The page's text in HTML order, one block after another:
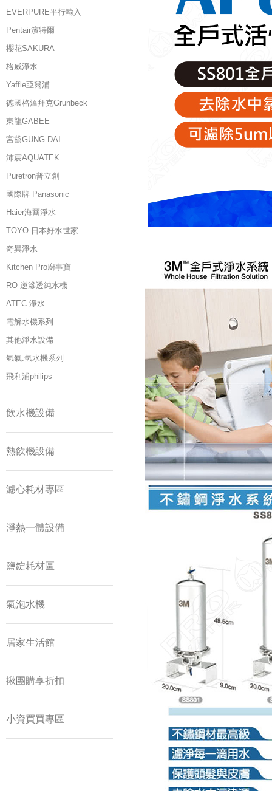
EVERPURE平行輸入
Pentair濱特爾
櫻花SAKURA
格威淨水
Yaffle亞爾浦
德國格溫拜克Grunbeck
東龍GABEE
宮黛GUNG DAI
沛宸AQUATEK
Puretron普立創
國際牌 Panasonic
Haier海爾淨水
TOYO 日本好水世家
奇異淨水
Kitchen Pro廚事寶
RO 逆滲透純水機
ATEC 淨水
電解水機系列
其他淨水設備
氫氣.氫水機系列
飛利浦philips
飲水機設備
熱飲機設備
濾心耗材專區
淨熱一體設備
鹽錠耗材區
氣泡水機
居家生活館
揪團購享折扣
小資買買專區